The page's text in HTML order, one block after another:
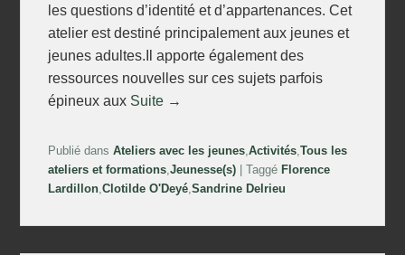
les questions d’identité et d’appartenances. Cet
atelier est destiné principalement aux jeunes et
jeunes adultes.Il apporte également des
ressources nouvelles sur ces sujets parfois
épineux aux Suite →
Publié dans Ateliers avec les jeunes ,Activités ,Tous les
ateliers et formations ,Jeunesse(s) |Taggé Florence
Lardillon ,Clotilde O'Deyé ,Sandrine Delrieu